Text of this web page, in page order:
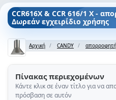
CCR616X & CCR 616/1 X -
Δωρεάν εγχειρίδιο χρήσης
Αρχική CANDY
Πίνακας περιεχομένων
Κάντε κλικ σε έναν τίτλο για να
πρόσβαση σε αυτόν